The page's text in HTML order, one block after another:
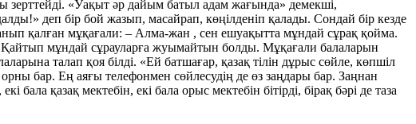
«Уақыт әр дайым батыл адам жағында» демекші,
деп бір бой жазып, масайрап, көңілденіп қалады. Сондай бір кезде
қалған мұқағали: – Алма-жан , сен ешуақытта мұндай сұрақ қойма.
мұндай сұрауларға жуымайтын болды. Мұқағали балаларын
талап қоя білді. «Ей батшағар, қазақ тілін дұрыс сөйле, көпшіл
бар. Ең аяғы телефонмен сөйлесудің де өз заңдары бар. Заңнан
қазақ мектебін, екі бала орыс мектебін бітірді, бірақ бәрі де таза